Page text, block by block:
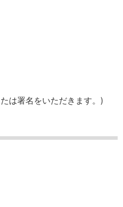
は署名をいただきます。)